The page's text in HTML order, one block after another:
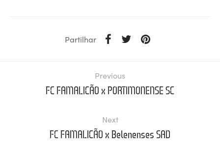
Partilhar
Previous
FC FAMALICÃO x PORTIMONENSE SC
Next
FC FAMALICÃO x Belenenses SAD